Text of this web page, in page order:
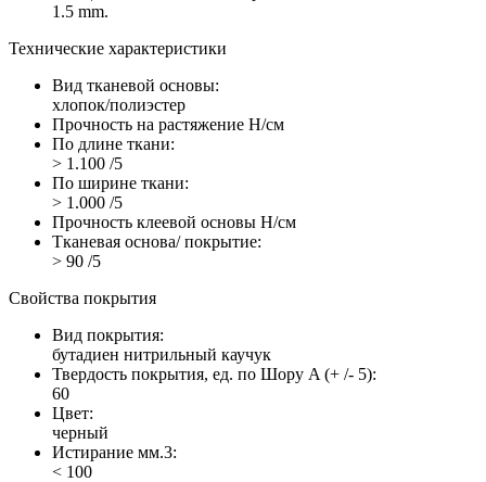
1.5 mm.
Технические характеристики
Вид тканевой основы:
хлопок/полиэстер
Прочность на растяжение Н/см
По длине ткани:
> 1.100 /5
По ширине ткани:
> 1.000 /5
Прочность клеевой основы Н/см
Тканевая основа/ покрытие:
> 90 /5
Свойства покрытия
Вид покрытия:
бутадиен нитрильный каучук
Твердость покрытия, ед. по Шору A (+ /- 5):
60
Цвет:
черный
Истирание мм.3:
< 100